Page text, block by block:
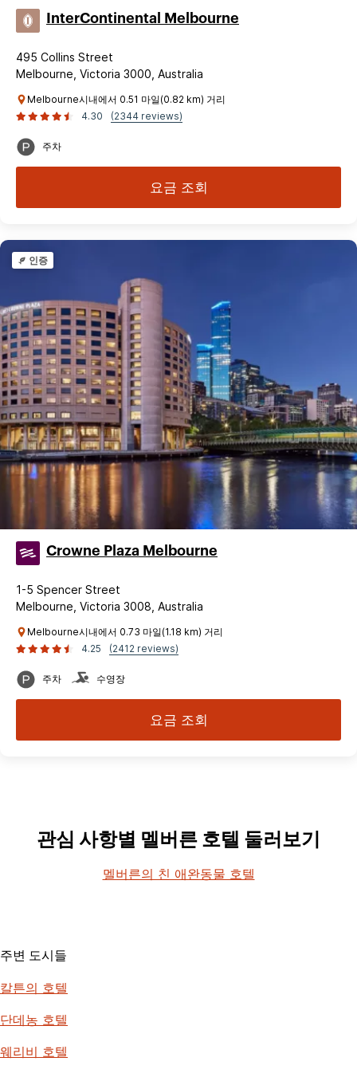
InterContinental Melbourne
495 Collins Street
Melbourne, Victoria 3000, Australia
Melbourne시내에서 0.51 마일(0.82 km) 거리
4.30
(2344 reviews)
주차
요금 조회
인증
Crowne Plaza Melbourne
1-5 Spencer Street
Melbourne, Victoria 3008, Australia
Melbourne시내에서 0.73 마일(1.18 km) 거리
4.25
(2412 reviews)
주차 수영장
요금 조회
관심 사항별 멜버른 호텔 둘러보기
멜버른의 친 애완동물 호텔
주변 도시들
칼튼의 호텔
단데농 호텔
웨리비 호텔